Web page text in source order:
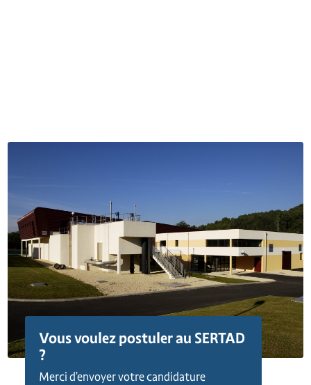
Vous voulez postuler au SERTAD
?
Merci d’envoyer votre candidature